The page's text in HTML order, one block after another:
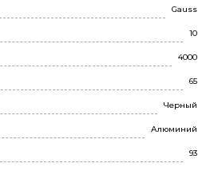
Gauss
10
4000
65
Черный
Алюминий
93